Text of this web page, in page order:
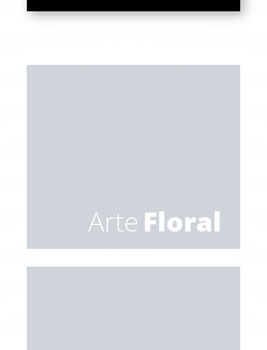
Arte Floral